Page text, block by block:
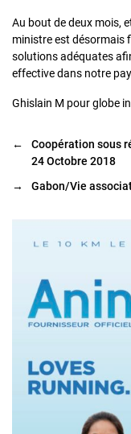
Au bout de deux mois,
ministre est désormais
solutions adéquates
effective dans notre
Ghislain M pour globe
←
Coopération sous
24 Octobre 2018
→
Gabon/Vie